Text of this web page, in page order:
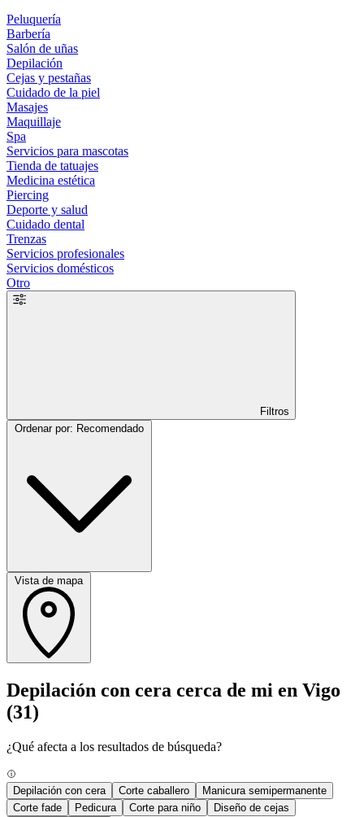
Peluquería
Barbería
Salón de uñas
Depilación
Cejas y pestañas
Cuidado de la piel
Masajes
Maquillaje
Spa
Servicios para mascotas
Tienda de tatuajes
Medicina estética
Piercing
Deporte y salud
Cuidado dental
Trenzas
Servicios profesionales
Servicios domésticos
Otro
Filtros
Vista de mapa
Depilación con cera cerca de mi en Vigo
(31)
¿Qué afecta a los resultados de búsqueda?
Depilación con cera Corte caballero
Manicura semipermanente
Corte fade
Pedicura Corte para niño
Diseño de cejas